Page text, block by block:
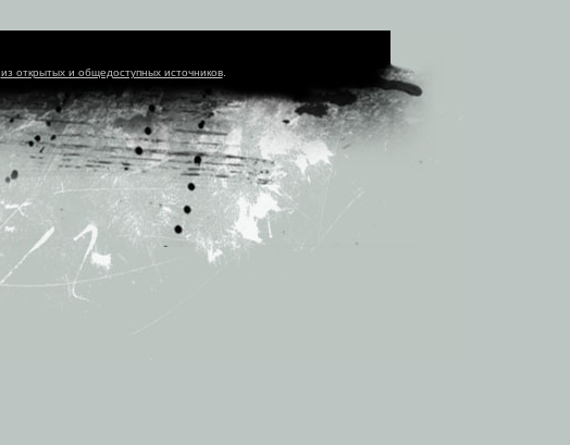
из открытых и общедоступных источников.